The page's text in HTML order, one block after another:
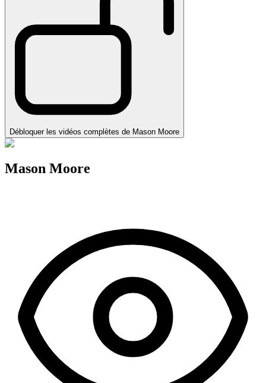
Débloquer les vidéos complètes de Mason Moore
Mason Moore